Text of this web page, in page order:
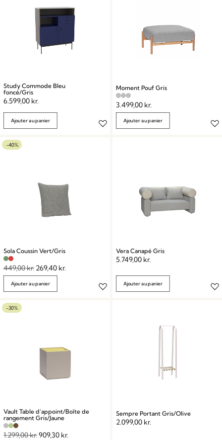
Study Commode Bleu
foncé/Gris
6.599,00 kr.
Ajouter au panier
Moment Pouf Gris
3.499,00 kr.
Ajouter au panier
-40%
Sola Coussin Vert/Gris
449,00kr. 269,40 kr.
Ajouter au panier
Vera Canapé Gris
5.749,00 kr.
Ajouter au panier
-30%
Vault Table d’appoint/Boîte de
rangement Gris/Jaune
1.299,00kr.909,30 kr.
Sempre Portant Gris/Olive
2.099,00 kr.